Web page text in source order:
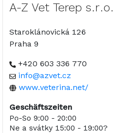
Haustierservices
Shop
A-Z Vet Terep s.r.o.
Staroklánovická 126
Praha 9
+420 603 336 770
info@azvet.cz
www.veterina.net/
Geschäftszeiten
Po-So 9:00 - 20:00
Ne a svátky 15:00 - 19:00?